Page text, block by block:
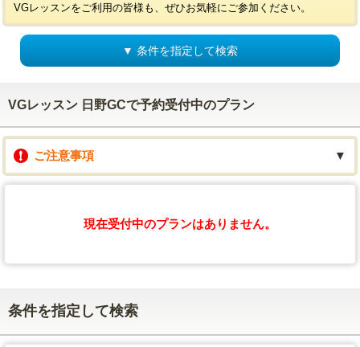
VGレッスンをご利用の皆様も、ぜひお気軽にご参加ください。
▼ 条件を指定して検索
VGレッスン 日野GCで予約受付中のプラン
ご注意事項 ▼
現在受付中のプランはありません。
条件を指定して検索